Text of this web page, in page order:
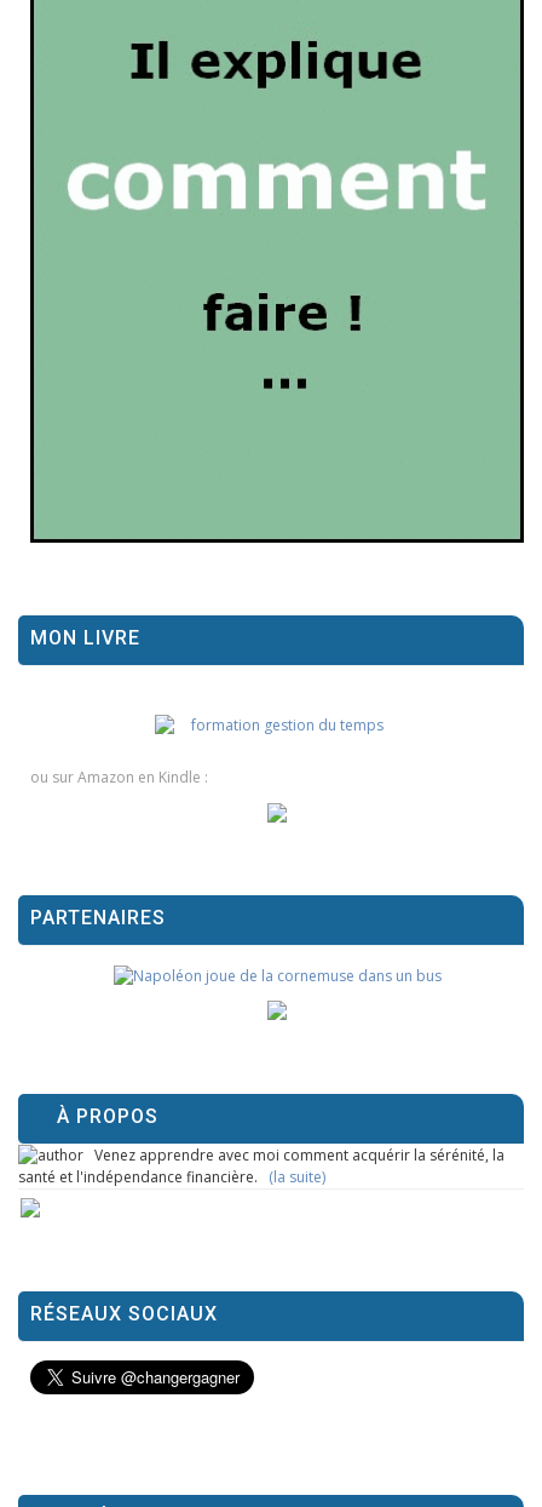
MON LIVRE
ou sur Amazon en Kindle :
PARTENAIRES
À PROPOS
Venez apprendre avec moi comment acquérir la sérénité, la
santé et l'indépendance financière. (la suite)
RÉSEAUX SOCIAUX